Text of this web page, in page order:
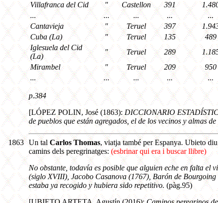
Villafranca del Cid
" Castellon 391
...
... ... ...
...
Cantavieja
" Teruel 397
Cuba (La)
" Teruel 135
489
Iglesuela del Cid
(La)
" Teruel 289
Mirambel
" Teruel 209
950
...
... ... ... ...
p.384
[LÓPEZ POLIN, José (1863):DICCIONARIO
de pueblos que están agregados, el de los vecinos y almas
1863 Un tal Carlos Thomas, viatja també per Espanya. Ubieto
camins dels peregrinatges: (esbrinar qui era i buscar llibre)
No obstante, todavía es posible que alguien eche en falta
(siglo XVIII), Jacobo Casanova (1767), Barón de
estaba ya recogido y hubiera sido repetitivo. (pàg.95)